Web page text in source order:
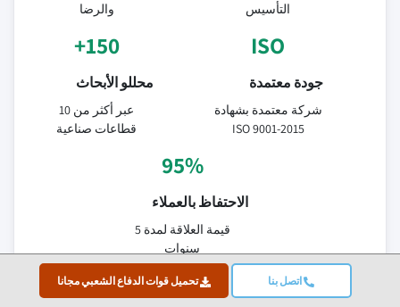
اتصل بنا تحميل قوات الدفاع الشعبي مجانا
التأسيس
والرضا
ISO
جودة معتمدة
شركة معتمدة بشهادة
ISO 9001-2015
150+
محللو الأبحاث
عبر أكثر من 10
قطاعات صناعية
95%
الاحتفاظ بالعملاء
قيمة العلاقة لمدة 5
سنوات
مصادر البيانات الموثّقة